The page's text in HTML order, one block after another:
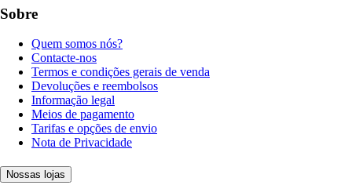
Sobre
Quem somos nós?
Contacte-nos
Termos e condições gerais de venda
Devoluções e reembolsos
Informação legal
Meios de pagamento
Tarifas e opções de envio
Nota de Privacidade
Nossas lojas